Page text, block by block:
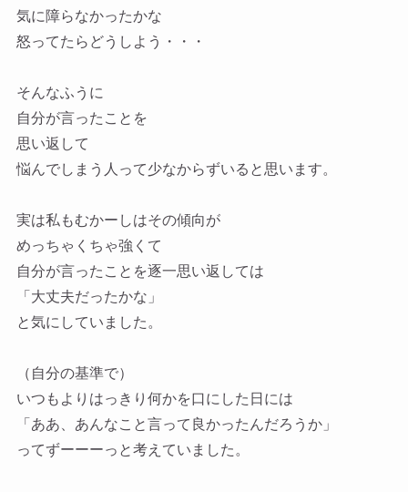
気に障らなかったかな
怒ってたらどうしよう・・・
そんなふうに
自分が言ったことを
思い返して
悩んでしまう人って少なからずいると思います。
実は私もむかーしはその傾向が
めっちゃくちゃ強くて
自分が言ったことを逐一思い返しては
「大丈夫だったかな」
と気にしていました。
（自分の基準で）
いつもよりはっきり何かを口にした日には
「ああ、あんなこと言って良かったんだろうか」
ってずーーーっと考えていました。